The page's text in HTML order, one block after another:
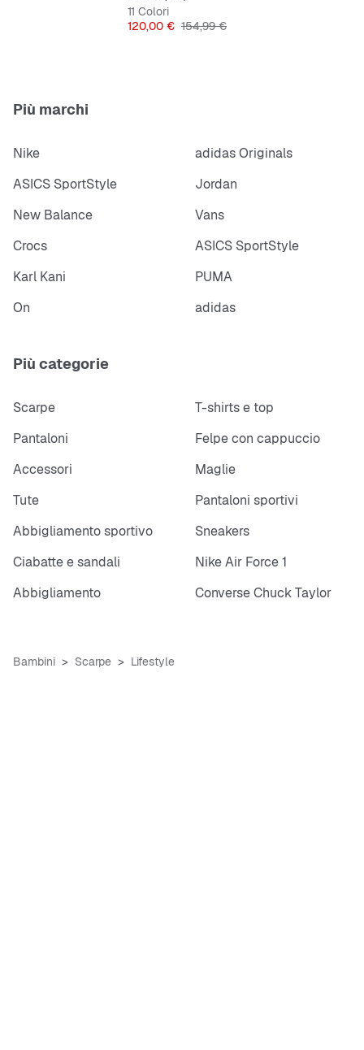
11 Colori
Prezzo
120,00 € Prezzo originale
154,99 €
Più marchi
Nike
adidas Originals
ASICS SportStyle
Jordan
New Balance
Vans
Crocs
ASICS SportStyle
Karl Kani
PUMA
On
adidas
Più categorie
Scarpe
T-shirts e top
Pantaloni
Felpe con cappuccio
Accessori
Maglie
Tute
Pantaloni sportivi
Abbigliamento sportivo
Sneakers
Ciabatte e sandali
Nike Air Force 1
Abbigliamento
Converse Chuck Taylor
Bambini Scarpe Lifestyle